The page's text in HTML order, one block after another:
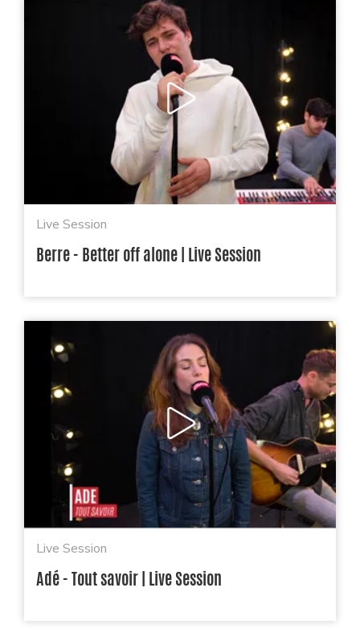
Live Session
Berre - Better off alone | Live Session
Live Session
Adé - Tout savoir | Live Session